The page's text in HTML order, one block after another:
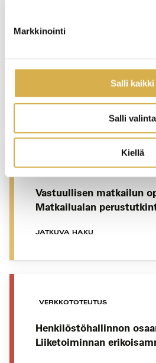
Markkinointi
Salli kaikki
Salli valinta
Kiellä
VANTAA
perustutkinto
JATKUVA HAKU
VANTAA
Vastuullisen matkailun
Matkailualan
JATKUVA HAKU
VERKKOTOTEUTUS
Henkilöstöhallinnon
Liiketoiminnan